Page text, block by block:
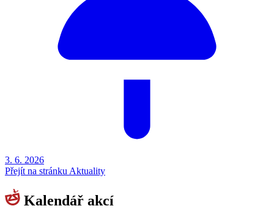
3. 6. 2026
Přejít na stránku Aktuality
Kalendář akcí